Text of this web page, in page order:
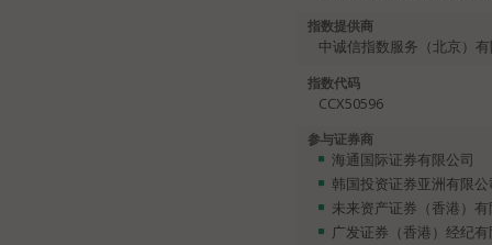
指数提供商
中诚信指数服务（北京）
指数代码
CCX50596
参与证券商
海通国际证券有限公司
韩国投资证券亚洲有限公
未来资产证券（香港）
广发证券（香港）经纪